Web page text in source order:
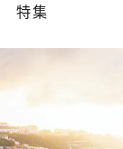
特集